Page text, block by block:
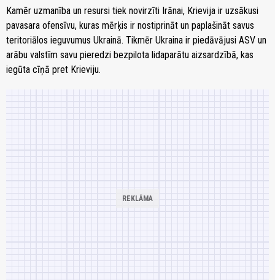
Kamēr uzmanība un resursi tiek novirzīti Irānai, Krievija ir uzsākusi
pavasara ofensīvu, kuras mērķis ir nostiprināt un paplašināt savus
teritoriālos ieguvumus Ukrainā. Tikmēr Ukraina ir piedāvājusi ASV un
arābu valstīm savu pieredzi bezpilota lidaparātu aizsardzībā, kas
iegūta cīņā pret Krieviju.